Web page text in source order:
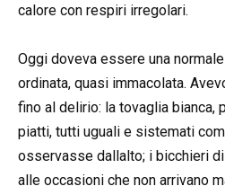
calore con respiri irregolari.
Oggi doveva essere una
ordinata, quasi immacolata.
fino al delirio: la tovaglia bianca,
piatti, tutti uguali e sistemati
osservasse dallalto; i bicchieri
alle occasioni che non arrivano